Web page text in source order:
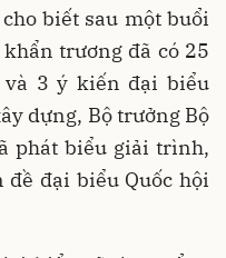
biết sau một buổi
trương đã có 25
3 ý kiến đại biểu
dựng, Bộ trưởng Bộ
phát biểu giải trình,
đại biểu Quốc hội